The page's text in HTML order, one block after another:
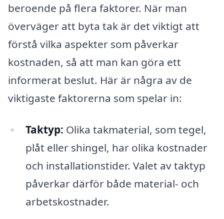
beroende på flera faktorer. När man
överväger att byta tak är det viktigt att
förstå vilka aspekter som påverkar
kostnaden, så att man kan göra ett
informerat beslut. Här är några av de
viktigaste faktorerna som spelar in:
Taktyp: Olika takmaterial, som tegel,
plåt eller shingel, har olika kostnader
och installationstider. Valet av taktyp
påverkar därför både material- och
arbetskostnader.